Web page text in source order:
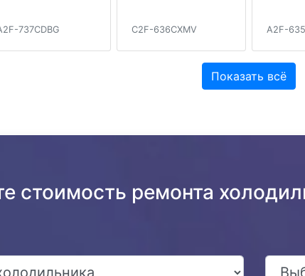
737CDBG C2F-636CXMV A2F-
Показать всё
стоимость ремонта